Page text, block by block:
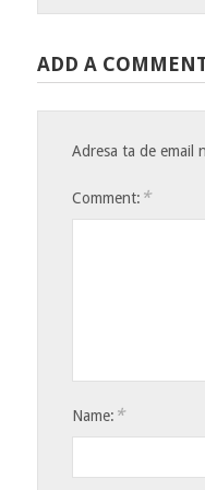
ADD A
Adresa ta de email
Comment: *
Name: *